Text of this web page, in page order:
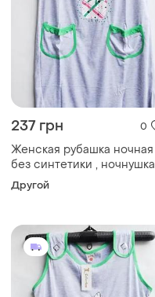
237 грн 0
Женская рубашка ночная
без синтетики , ночнушка
женская серого цвета 48-
58р 50р
Другой